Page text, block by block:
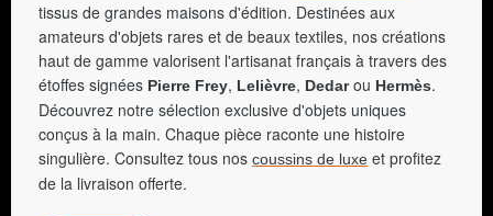
tissus de grandes maisons d'édition. Destinées aux
amateurs d'objets rares et de beaux textiles, nos créations
haut de gamme valorisent l'artisanat français à travers des
étoffes signées Pierre Frey, Lelièvre, Dedarou Hermès.
Découvrez notre sélection exclusive d'objets uniques
conçus à la main. Chaque pièce raconte une histoire
singulière. Consultez tous nos coussins de luxe et profitez
de la livraison offerte.